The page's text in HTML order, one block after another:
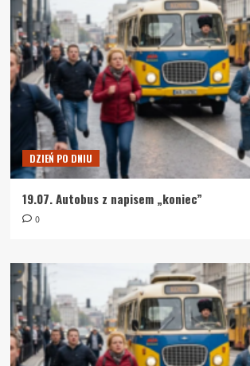
DZIEŃ PO DNIU
19.07. Autobus z napisem „koniec”
0